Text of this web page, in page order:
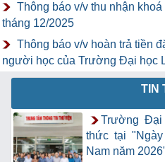
Thông báo v/v thu nhận
tháng 12/2025
Thông báo v/v hoàn trả tiền
người học của Trường Đại học
TIN
Trường Đại
thức tại
Nam năm